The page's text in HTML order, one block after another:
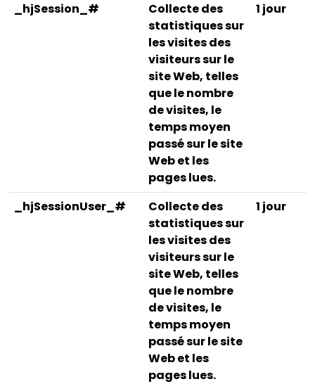
_hjSession_#
Collecte des
statistiques sur
les visites des
visiteurs sur le
site Web, telles
que le nombre
de visites, le
temps moyen
passé sur le site
Web et les
pages lues.
1 jour
_hjSessionUser_#
Collecte des
statistiques sur
les visites des
visiteurs sur le
site Web, telles
que le nombre
de visites, le
temps moyen
passé sur le site
Web et les
pages lues.
1 jour